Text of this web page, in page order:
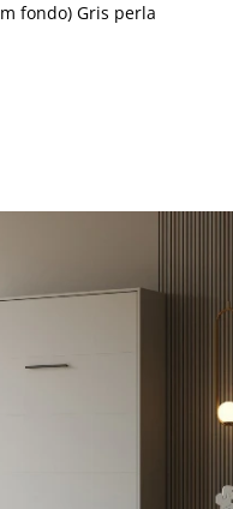
fondo) Gris perla